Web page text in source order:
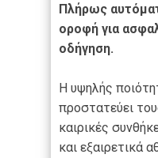
Πλήρως
οροφή για
οδήγηση.
Η υψηλής
προστατεύει
καιρικές
και εξαιρετικά